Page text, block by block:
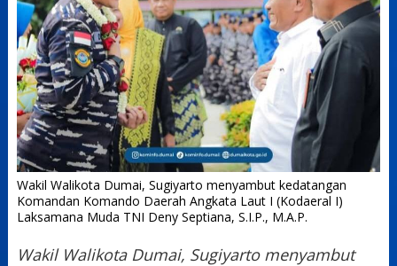
Wakil Walikota Dumai, Sugiyarto menyambut kedatangan
Komandan Komando Daerah Angkata Laut I (Kodaeral I)
Laksamana Muda TNI Deny Septiana, S.I.P., M.A.P.
Wakil Walikota Dumai, Sugiyarto menyambut